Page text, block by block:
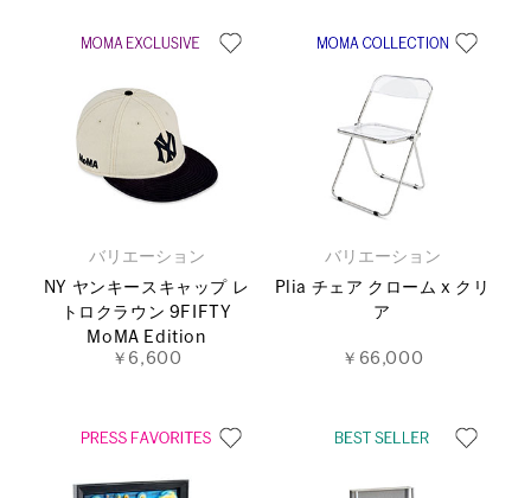
バリエーション
NY ヤンキースキャップ レ
トロクラウン 9FIFTY
MoMA Edition
￥6,600
バリエーション
Plia チェア クローム x クリ
ア
￥66,000